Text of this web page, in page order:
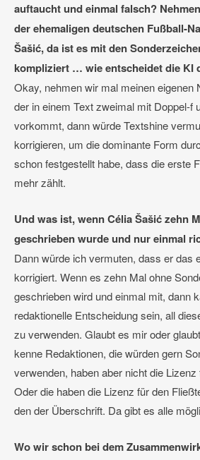
auftaucht und einmal falsch?
der ehemaligen deutschen Fußball-
Šašić, da ist es mit den
kompliziert … wie entscheidet die KI
Okay, nehmen wir mal meinen eigenen
der in einem Text zweimal mit Doppel-f
vorkommt, dann würde Textshine
korrigieren, um die dominante Form
schon festgestellt habe, dass die erste
mehr zählt.
Und was ist, wenn Célia Šašić zehn
geschrieben wurde und nur einmal
Dann würde ich vermuten, dass er das
korrigiert. Wenn es zehn Mal ohne
geschrieben wird und einmal mit, dann
redaktionelle Entscheidung sein, all
zu verwenden. Glaubt es mir oder
kenne Redaktionen, die würden gern
verwenden, haben aber nicht die
Oder die haben die Lizenz für den
den der Überschrift. Da gibt es alle
Wo wir schon bei dem